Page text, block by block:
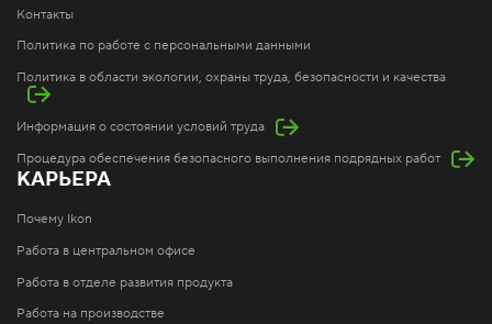
Контакты
Политика по работе с персональными данными
Политика в области экологии, охраны труда, безопасности и качества
Информация о состоянии условий труда
Процедура обеспечения безопасного выполнения подрядных работ
КАРЬЕРА
Почему Ikon
Работа в центральном офисе
Работа в отделе развития продукта
Работа на производстве